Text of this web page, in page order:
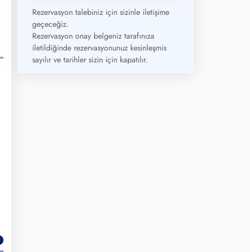
Rezervasyon talebiniz için sizinle iletişime
geçeceğiz.
Rezervasyon onay belgeniz tarafınıza
iletildiğinde rezervasyonunuz kesinleşmis
sayılır ve tarihler sizin için kapatılır.